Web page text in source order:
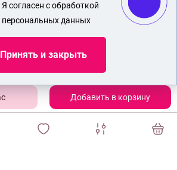
Добавить в корзину
ЭРОТИЧЕСКОЕ БЕЛЬЕ
Показать еще
Я согласен с обработкой
персональных данных
Принять и закрыть